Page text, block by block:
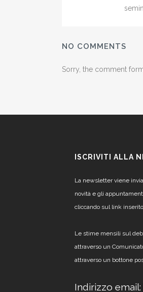
NO COMMENTS
Sorry, the comment
ISCRIVITI ALLA
La newsletter viene
novità e gli
cliccando sul link
Le stime mensili sul
attraverso un
attraverso un bottone
Indirizzo email: